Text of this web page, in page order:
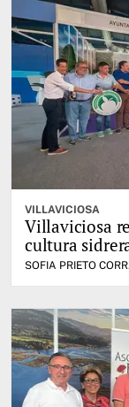
VILLAVICIOSA
Villaviciosa
cultura
SOFIA PRIETO